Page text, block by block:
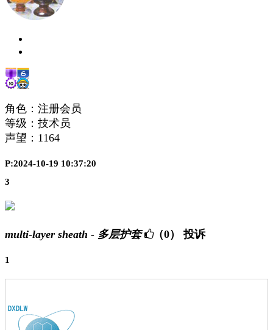
角色：注册会员
等级：技术员
声望： 1164
P:2024-10-19 10:37:20
3
multi-layer sheath - 多层护套 （0） 投诉
1